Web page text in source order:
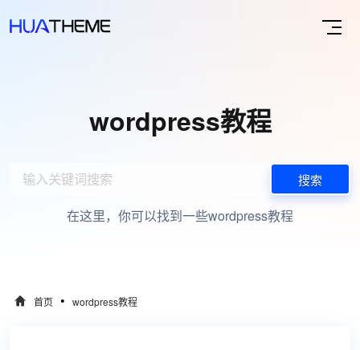
wordpress教程
搜索
在这里，你可以找到一些wordpress教程
首页 • wordpress教程